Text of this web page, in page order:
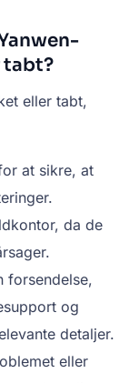
tabt?
eller tabt,
at sikre, at
da de
forsendelse,
og
detaljer.
eller